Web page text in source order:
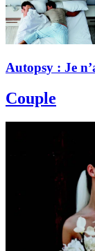
Autopsy : Je
Couple